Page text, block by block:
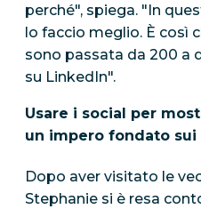
perché", spiega. "In
lo faccio meglio. È così
sono passata da 200 a
su LinkedIn".
Usare i social per
un impero fondato
Dopo aver visitato le
Stephanie si è resa